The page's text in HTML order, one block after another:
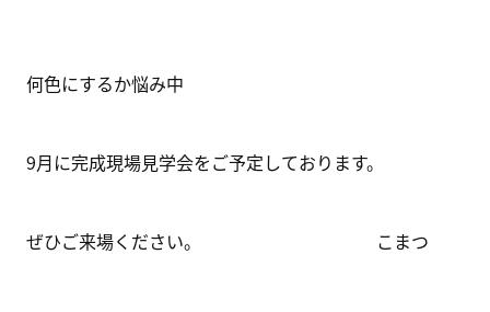
何色にするか悩み中
9月に完成現場見学会をご予定しております。
ぜひご来場ください。 こまつ